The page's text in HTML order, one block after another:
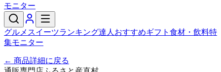
モニター
グルメ スイーツランキング達人おすすめギフト 食材・飲料特
集モニター
← 商品詳細に戻る